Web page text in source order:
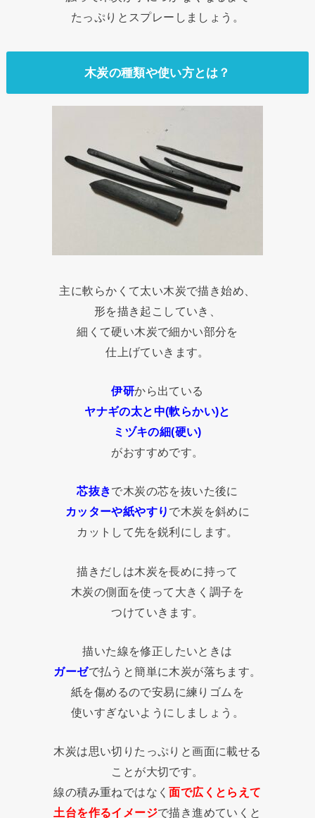
たっぷりとスプレーしましょう。
木炭の種類や使い方とは？
主に軟らかくて太い木炭で描き始め、
形を描き起こしていき、
細くて硬い木炭で細かい部分を
仕上げていきます。
伊研から出ている
ヤナギの太と中(軟らかい)と
ミヅキの細(硬い)
がおすすめです。
芯抜きで木炭の芯を抜いた後に
カッターや紙やすり で木炭を斜めに
カットして先を鋭利にします。
描きだしは木炭を長めに持って
木炭の側面を使って大きく調子を
つけていきます。
描いた線を修正したいときは
ガーゼで払うと簡単に木炭が落ちます。
紙を傷めるので安易に練りゴムを
使いすぎないようにしましょう。
木炭は思い切りたっぷりと画面に載せる
ことが大切です。
線の積み重ねではなく面で広くとらえて
土台を作るイメージで描き進めていくと